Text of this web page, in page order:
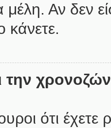
Αν δεν
κάνετε.
ότι